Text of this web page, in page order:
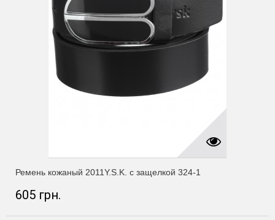
Ремень кожаный 2011Y.S.K. с защелкой 324-1
605 грн.